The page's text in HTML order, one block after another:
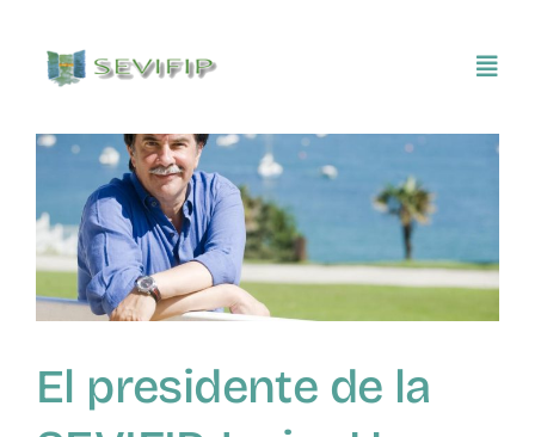
contenido
Conócenos
Asociarse
SEVIFIP CONECTA
El presidente de la